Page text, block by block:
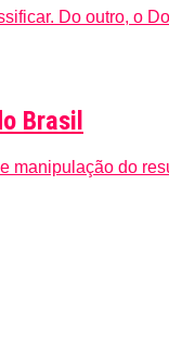
Do outro, o
Brasil
do